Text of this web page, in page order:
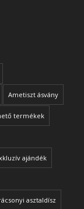
Ametiszt ásvány
termékek
ajándék
asztaldísz